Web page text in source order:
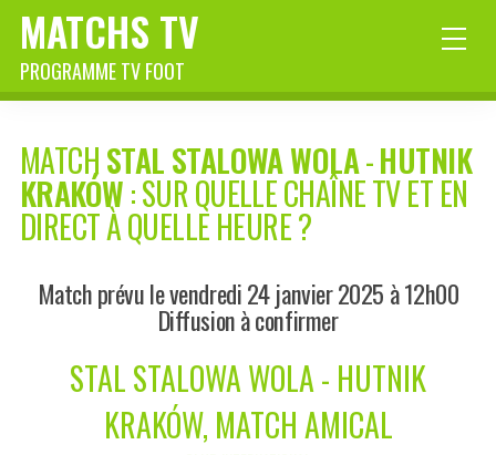
MATCHS TV
PROGRAMME TV FOOT
MATCHSTAL STALOWA WOLA-HUTNIK
KRAKÓW: SUR QUELLE CHAÎNE TV ET EN
DIRECT À QUELLE HEURE ?
Match prévu le vendredi 24 janvier 2025 à 12h00
Diffusion à confirmer
STAL STALOWA WOLA - HUTNIK
KRAKÓW, MATCH AMICAL